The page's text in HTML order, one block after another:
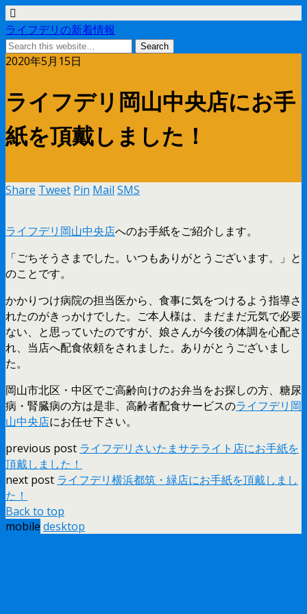
ライフデリの新着情報
2020年5月15日
ライフデリ岡山中央店にお手
紙を頂戴しました！
Share Tweet Pin Mail SMS
ライフデリ岡山中央店へのお手紙をご紹介します。
「ごちそうさまでした。いつもありがとうございます。」と
のことです。
かかりつけ病院の担当医から、食事に気をつけるよう指導さ
れたのがきっかけでした。ご本人様は、まだまだ元気で必要
ない、と思っていたのですが、娘さんが今後の体調を心配さ
れ、当店へ配食依頼をされました。ありがとうございまし
た。
岡山市北区・中区でご高齢向けのお弁当をお探しの方、糖尿
病・腎臓病の方は是非、高齢者配食サービスのライフデリ岡
山中央店にお任せ下さい。
previous post ライフデリさいたまサテライト店にお手紙を
頂戴しました！
next post ライフデリ横浜都筑・緑店にお手紙を頂戴しまし
た！
Back to top
mobile desktop